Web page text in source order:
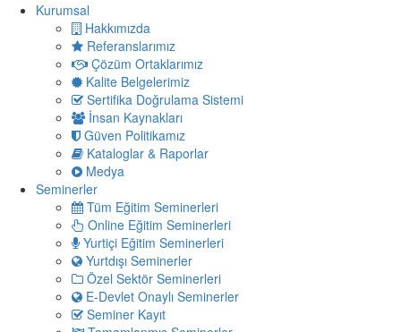
Kurumsal
Hakkımızda
Referanslarımız
Çözüm Ortaklarımız
Kalite Belgelerimiz
Sertifika Doğrulama Sistemi
İnsan Kaynakları
Güven Politikamız
Kataloglar & Raporlar
Medya
Seminerler
Tüm Eğitim Seminerleri
Online Eğitim Seminerleri
Yurtiçi Eğitim Seminerleri
Yurtdışı Seminerler
Özel Sektör Seminerleri
E-Devlet Onaylı Seminerler
Seminer Kayıt